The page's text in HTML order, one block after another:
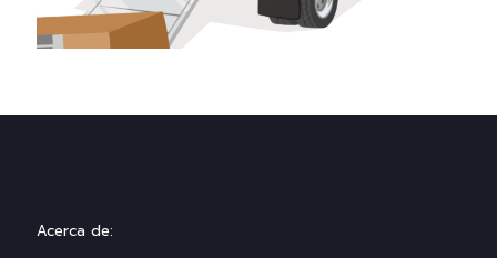
Acerca de: